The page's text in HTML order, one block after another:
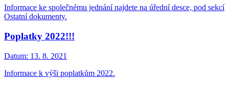
Informace ke společnému jednání najdete na úřední desce, pod sekcí
Ostatní dokumenty.
Poplatky 2022!!!
Datum: 13. 8. 2021
Informace k výši poplatkům 2022.